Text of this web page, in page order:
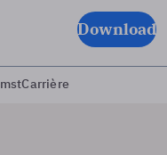
Download
Carrière